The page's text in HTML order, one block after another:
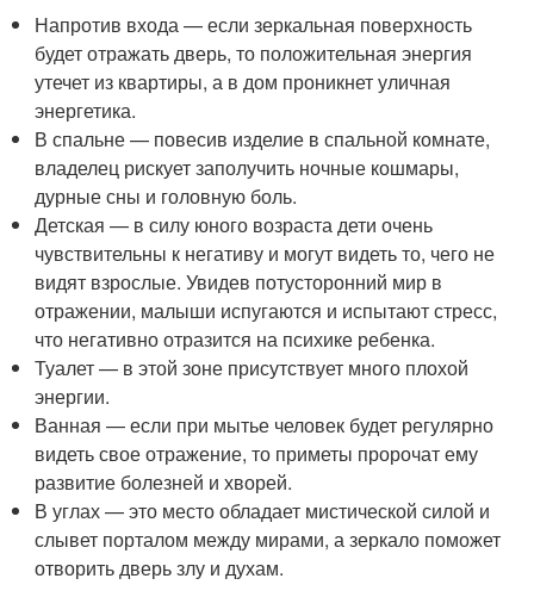
Напротив входа — если зеркальная поверхность
будет отражать дверь, то положительная энергия
утечет из квартиры, а в дом проникнет уличная
энергетика.
В спальне — повесив изделие в спальной комнате,
владелец рискует заполучить ночные кошмары,
дурные сны и головную боль.
Детская — в силу юного возраста дети очень
чувствительны к негативу и могут видеть то, чего не
видят взрослые. Увидев потусторонний мир в
отражении, малыши испугаются и испытают стресс,
что негативно отразится на психике ребенка.
Туалет — в этой зоне присутствует много плохой
энергии.
Ванная — если при мытье человек будет регулярно
видеть свое отражение, то приметы пророчат ему
развитие болезней и хворей.
В углах — это место обладает мистической силой и
слывет порталом между мирами, а зеркало поможет
отворить дверь злу и духам.